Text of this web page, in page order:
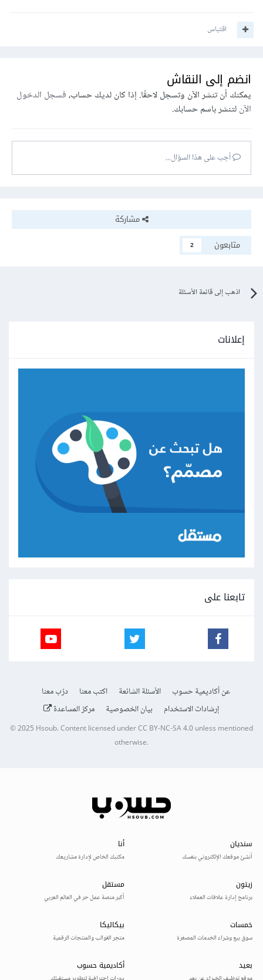
اقتباس
انضم إلى النقاش
يمكنك أن تنشر الآن وتسجل لاحقًا. إذا كان لديك حساب،فسجل الدخول
الآنلتنشر باسم حسابك.
أجب على هذا السؤال...
مشاركة
متابعون
2
اذهب إلى قائمة الأسئلة
إعلانات
تابعنا على
عن أكاديمية حسوب الأسئلة الشائعة اكتب معنا
درّب معنا
إرشادات الاستخدام
بيان الخصوصية مركز المساعدة
© 2025Hsoub.Content licensed underCC BY-NC-SA 4.0unless mentioned
otherwise.